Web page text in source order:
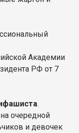
Академии
РФ от 7
.
очередной
и девочек